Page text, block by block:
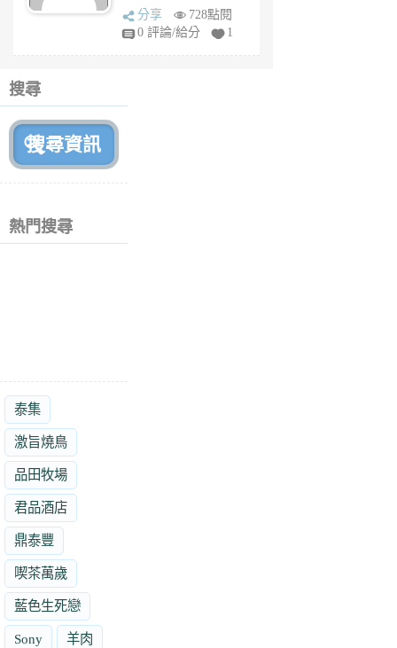
sq
fy
分享
728點閱
0 評論/給分
1
搜尋
熱門搜尋
泰集
激旨燒鳥
品田牧場
君品酒店
鼎泰豐
喫茶萬歲
藍色生死戀
Sony 羊肉